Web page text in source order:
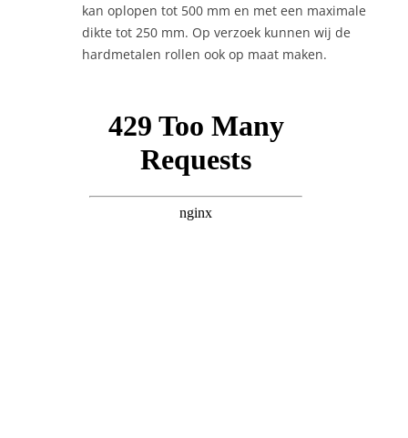
kan oplopen tot 500 mm en met een maximale
dikte tot 250 mm. Op verzoek kunnen wij de
hardmetalen rollen ook op maat maken.